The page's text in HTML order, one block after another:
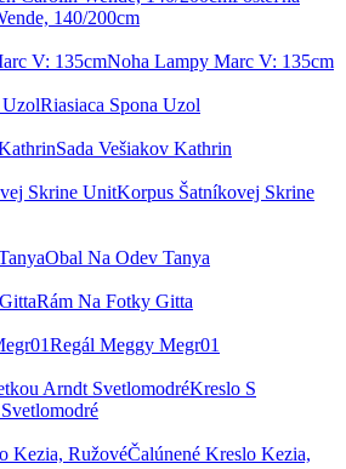
140/200cm
Noha Lampy Marc V: 135cm
Riasiaca Spona Uzol
Sada Vešiakov Kathrin
Korpus Šatníkovej Skrine
Obal Na Odev Tanya
Rám Na Fotky Gitta
Regál Meggy Megr01
Kreslo S
Čalúnené Kreslo Kezia,